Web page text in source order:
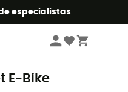
especialistas
E-Bike